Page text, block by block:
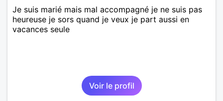
Je suis marié mais mal accompagné je ne suis pas
heureuse je sors quand je veux je part aussi en
vacances seule
Voir le profil